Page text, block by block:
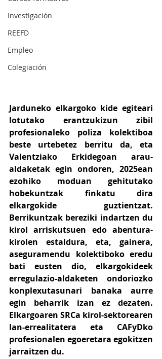
Investigación
REEFD
Empleo
Colegiación
Jarduneko elkargoko kide egiteari
lotutako erantzukizun zibil
profesionaleko poliza kolektiboa
beste urtebetez berritu da, eta
Valentziako Erkidegoan arau-
aldaketak egin ondoren, 2025ean
ezohiko moduan gehitutako
hobekuntzak finkatu dira
elkargokide guztientzat.
Berrikuntzak bereziki indartzen du
kirol arriskutsuen edo abentura-
kirolen estaldura, eta, gainera,
aseguramendu kolektiboko eredu
bati eusten dio, elkargokideek
erregulazio-aldaketen ondoriozko
konplexutasunari banaka aurre
egin beharrik izan ez dezaten.
Elkargoaren SRCa kirol-sektorearen
lan-errealitatera eta CAFyDko
profesionalen egoeretara egokitzen
jarraitzen du.